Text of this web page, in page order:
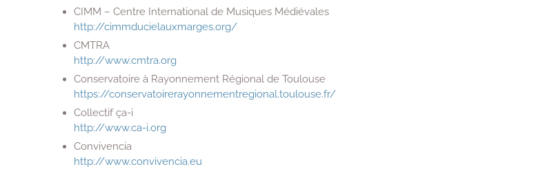
CIMM – Centre International de Musiques Médiévales
http://cimmducielauxmarges.org/
CMTRA
http://www.cmtra.org
Conservatoire à Rayonnement Régional de Toulouse
https://conservatoirerayonnementregional.toulouse.fr/
Collectif ça-i
http://www.ca-i.org
Convivencia
http://www.convivencia.eu